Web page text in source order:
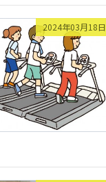
2024年03月18日